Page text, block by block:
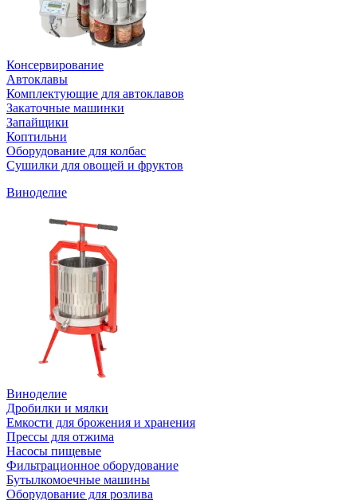
Консервирование
Автоклавы
Комплектующие для автоклавов
Закаточные машинки
Запайщики
Коптильни
Оборудование для колбас
Сушилки для овощей и фруктов
Виноделие
Виноделие
Дробилки и мялки
Емкости для брожения и хранения
Прессы для отжима
Насосы пищевые
Фильтрационное оборудование
Бутылкомоечные машины
Оборудование для розлива